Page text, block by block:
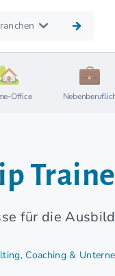
Office
für die
Coaching &